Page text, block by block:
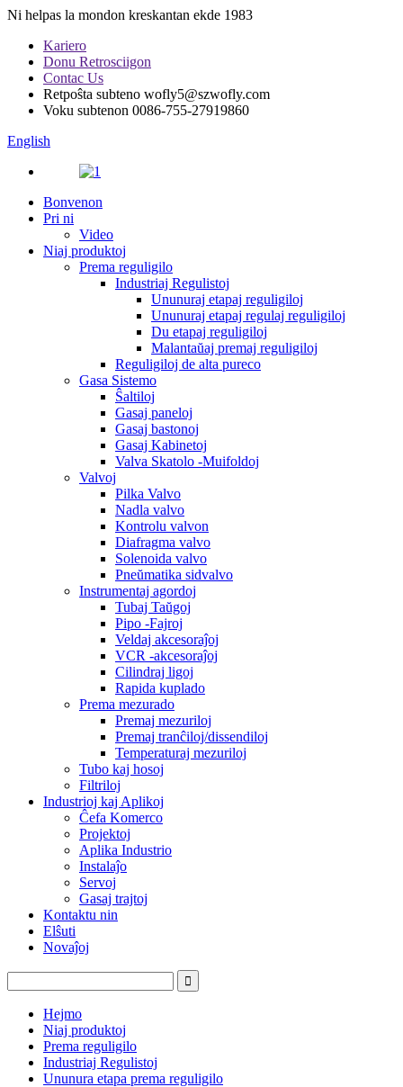
Ni helpas la mondon kreskantan ekde 1983
Kariero
Donu Retrosciigon
Contac Us
Retpoŝta subteno wofly5@szwofly.com
Voku subtenon 0086-755-27919860
English
Bonvenon
Pri ni
Video
Niaj produktoj
Prema reguligilo
Industriaj Regulistoj
Ununuraj etapaj reguligiloj
Ununuraj etapaj regulaj reguligiloj
Du etapaj reguligiloj
Malantaŭaj premaj reguligiloj
Reguligiloj de alta pureco
Gasa Sistemo
Ŝaltiloj
Gasaj paneloj
Gasaj bastonoj
Gasaj Kabinetoj
Valva Skatolo -Muifoldoj
Valvoj
Pilka Valvo
Nadla valvo
Kontrolu valvon
Diafragma valvo
Solenoida valvo
Pneŭmatika sidvalvo
Instrumentaj agordoj
Tubaj Taŭgoj
Pipo -Fajroj
Veldaj akcesoraĵoj
VCR -akcesoraĵoj
Cilindraj ligoj
Rapida kuplado
Prema mezurado
Premaj mezuriloj
Premaj tranĉiloj/dissendiloj
Temperaturaj mezuriloj
Tubo kaj hosoj
Filtriloj
Industrioj kaj Aplikoj
Ĉefa Komerco
Projektoj
Aplika Industrio
Instalaĵo
Servoj
Gasaj trajtoj
Kontaktu nin
Elŝuti
Novaĵoj
Hejmo
Niaj produktoj
Prema reguligilo
Industriaj Regulistoj
Ununura etapa prema reguligilo